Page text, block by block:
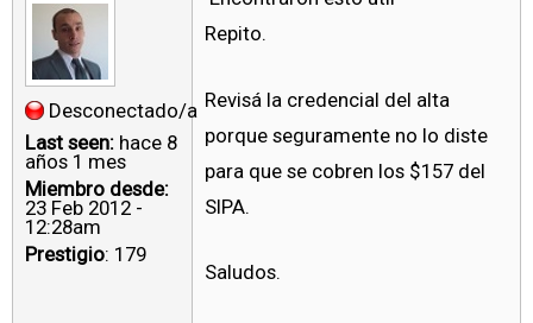
Desconectado/a
Last seen: hace 8
años 1 mes
Miembro desde:
23 Feb 2012 -
12:28am
Prestigio: 179
Repito.
Revisá la credencial del alta
porque seguramente no lo diste
para que se cobren los $157 del
SIPA.
Saludos.